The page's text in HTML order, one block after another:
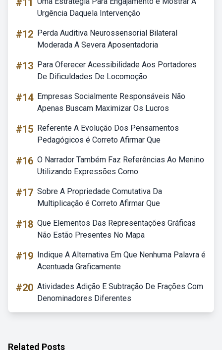
#11
Urgência Daquela Intervenção
#12 Perda Auditiva Neurossensorial Bilateral
Moderada A Severa Aposentadoria
#13 Para Oferecer Acessibilidade Aos Portadores
De Dificuldades De Locomoção
#14 Empresas Socialmente Responsáveis Não
Apenas Buscam Maximizar Os Lucros
#15 Referente A Evolução Dos Pensamentos
Pedagógicos é Correto Afirmar Que
#16 O Narrador Também Faz Referências Ao Menino
Utilizando Expressões Como
#17 Sobre A Propriedade Comutativa Da
Multiplicação é Correto Afirmar Que
#18 Que Elementos Das Representações Gráficas
Não Estão Presentes No Mapa
#19 Indique A Alternativa Em Que Nenhuma Palavra é
Acentuada Graficamente
#20 Atividades Adição E Subtração De Frações Com
Denominadores Diferentes
Related Posts